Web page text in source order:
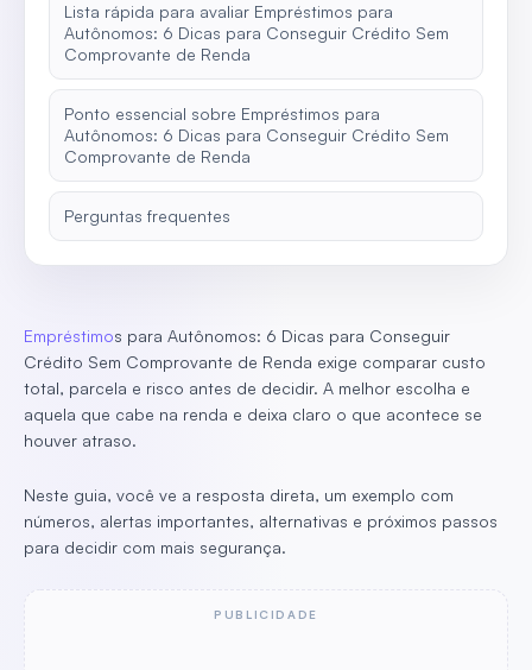
Lista rápida para avaliar Empréstimos para
Autônomos: 6 Dicas para Conseguir Crédito Sem
Comprovante de Renda
Ponto essencial sobre Empréstimos para
Autônomos: 6 Dicas para Conseguir Crédito Sem
Comprovante de Renda
Perguntas frequentes
Empréstimos para Autônomos: 6 Dicas para Conseguir
Crédito Sem Comprovante de Renda exige comparar custo
total, parcela e risco antes de decidir. A melhor escolha e
aquela que cabe na renda e deixa claro o que acontece se
houver atraso.
Neste guia, você ve a resposta direta, um exemplo com
números, alertas importantes, alternativas e próximos passos
para decidir com mais segurança.
PUBLICIDADE